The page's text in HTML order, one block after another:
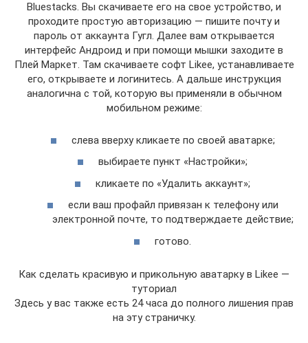
Bluestacks. Вы скачиваете его на свое устройство, и
проходите простую авторизацию — пишите почту и
пароль от аккаунта Гугл. Далее вам открывается
интерфейс Андроид и при помощи мышки заходите в
Плей Маркет. Там скачиваете софт Likee, устанавливаете
его, открываете и логинитесь. А дальше инструкция
аналогична с той, которую вы применяли в обычном
мобильном режиме:
слева вверху кликаете по своей аватарке;
выбираете пункт «Настройки»;
кликаете по «Удалить аккаунт»;
если ваш профайл привязан к телефону или
электронной почте, то подтверждаете действие;
готово.
Как сделать красивую и прикольную аватарку в Likee —
туториал
Здесь у вас также есть 24 часа до полного лишения прав
на эту страничку.